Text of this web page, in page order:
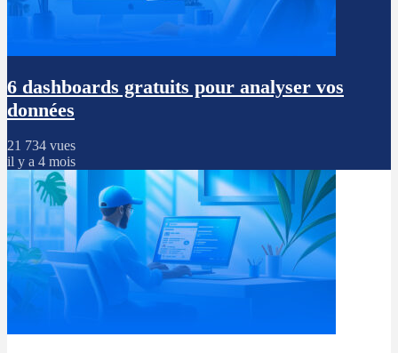
6 dashboards gratuits pour analyser vos
données
21 734 vues
il y a 4 mois